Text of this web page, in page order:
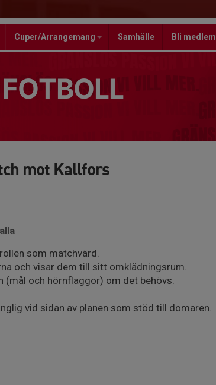
Cuper/Arrangemang Samhälle Bli medlem
mot Kallfors
som matchvärd.
och visar dem till sitt omklädningsrum.
(mål och hörnflaggor) om det behövs.
vid sidan av planen som stöd till domaren.